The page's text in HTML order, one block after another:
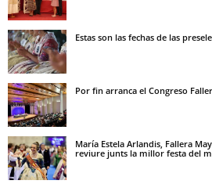
Estas son las fechas de las
Por fin arranca el Congreso
María Estela Arlandis, Fallera
reviure junts la millor festa del